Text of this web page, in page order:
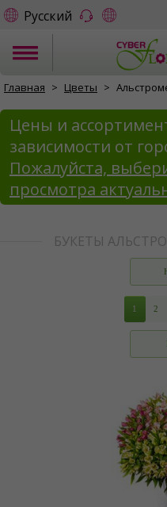
Русский
Главная Цветы
Цены и
зависимости от
Пожалуйста,
просмотра
БУКЕТЫ
1 2